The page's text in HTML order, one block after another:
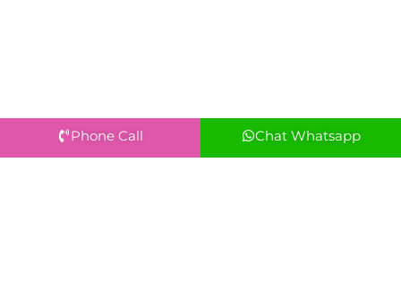
Phone Call Chat Whatsapp